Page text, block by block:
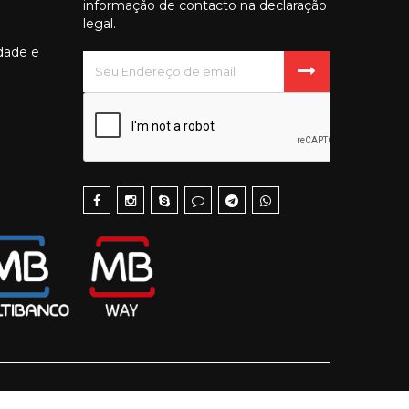
e
informação de contacto na declaração
legal.